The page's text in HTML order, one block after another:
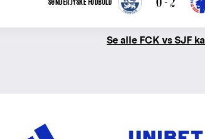
Se alle FCK vs SJF